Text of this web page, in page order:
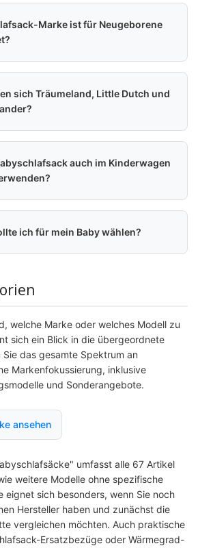
Marke ist für Neugeborene
sich Träumeland, Little Dutch und
auch im Kinderwagen
ich für mein Baby wählen?
welche Marke oder welches Modell zu
sich ein Blick in die übergeordnete
das gesamte Spektrum an
Markenfokussierung, inklusive
und Sonderangebote.
ansehen
umfasst alle 67 Artikel
weitere Modelle ohne spezifische
eignet sich besonders, wenn Sie noch
Hersteller haben und zunächst die
vergleichen möchten. Auch praktische
Ersatzbezüge oder Wärmegrad-